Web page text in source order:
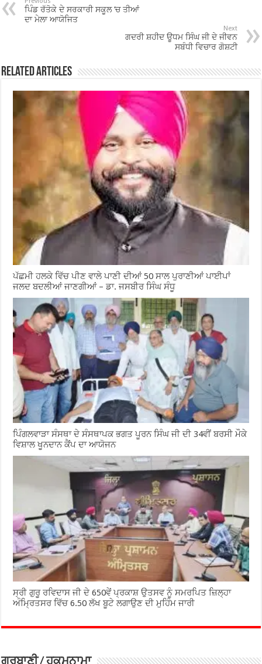
o
o
p
ਪਿੰਡ ਰੱਤੋਕੇ ਦੇ ਸਰਕਾਰੀ ਸਕੂਲ ‘ਚ ਤੀਆਂ
ਦਾ ਮੇਲਾ ਆਯੋਜਿਤ
Next
ਗਦਰੀ ਸ਼ਹੀਦ ਊਧਮ ਸਿੰਘ ਜੀ ਦੇ ਜੀਵਨ
ਸਬੰਧੀ ਵਿਚਾਰ ਗੋਸ਼ਟੀ
Related Articles
ਪੱਛਮੀ ਹਲਕੇ ਵਿੱਚ ਪੀਣ ਵਾਲੇ ਪਾਣੀ ਦੀਆਂ 50 ਸਾਲ ਪੁਰਾਣੀਆਂ ਪਾਈਪਾਂ
ਜਲਦ ਬਦਲੀਆਂ ਜਾਣਗੀਆਂ – ਡਾ. ਜਸਬੀਰ ਸਿੰਘ ਸੰਧੂ
ਪਿੰਗਲਵਾੜਾ ਸੰਸਥਾ ਦੇ ਸੰਸਥਾਪਕ ਭਗਤ ਪੂਰਨ ਸਿੰਘ ਜੀ ਦੀ 34ਵੀਂ ਬਰਸੀ ਮੌਕੇ
ਵਿਸ਼ਾਲ ਖੂਨਦਾਨ ਕੈਂਪ ਦਾ ਆਯੋਜਨ
ਸ੍ਰੀ ਗੁਰੂ ਰਵਿਦਾਸ ਜੀ ਦੇ 650ਵੇਂ ਪ੍ਰਕਾਸ਼ ਉਤਸਵ ਨੂੰ ਸਮਰਪਿਤ ਜ਼ਿਲ੍ਹਾ
ਅੰਮ੍ਰਿਤਸਰ ਵਿੱਚ 6.50 ਲੱਖ ਬੂਟੇ ਲਗਾਉਣ ਦੀ ਮੁਹਿੰਮ ਜਾਰੀ